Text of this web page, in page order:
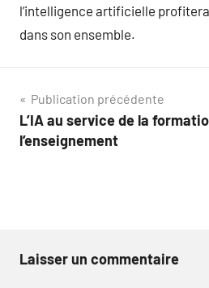
l’intelligence artificielle
dans son ensemble.
Navigation
de
Publication précédente
L’IA au service de la
l’enseignement
Laisser un commentaire